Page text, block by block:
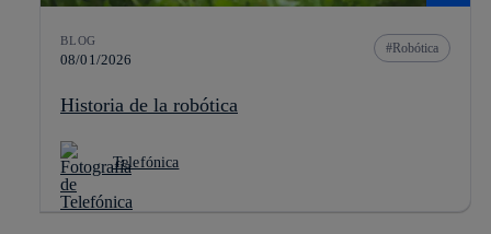
BLOG
08/01/2026
Robótica
Historia de la robótica
Telefónica